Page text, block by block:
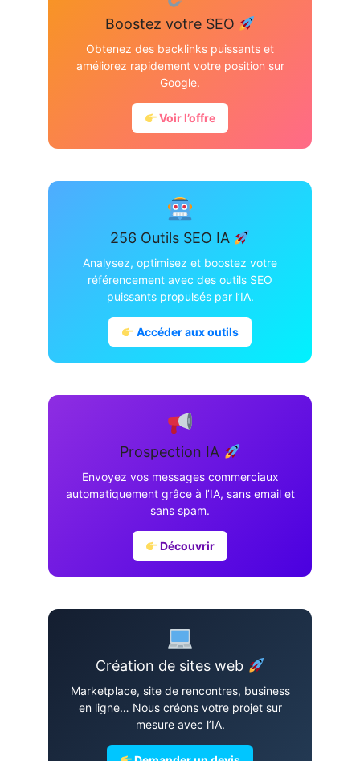
Boostez votre SEO
Obtenez des backlinks puissants et
améliorez rapidement votre position sur
Google.
Voir l’offre
256 Outils SEO IA
Analysez, optimisez et boostez votre
référencement avec des outils SEO
puissants propulsés par l’IA.
Accéder aux outils
Prospection IA
Envoyez vos messages commerciaux
automatiquement grâce à l’IA, sans email et
sans spam.
Découvrir
Création de sites web
Marketplace, site de rencontres, business
en ligne… Nous créons votre projet sur
mesure avec l’IA.